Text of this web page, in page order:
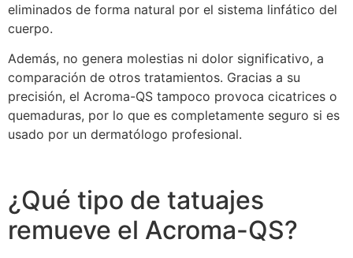
eliminados de forma natural por el sistema linfático del
cuerpo.
Además, no genera molestias ni dolor significativo, a
comparación de otros tratamientos. Gracias a su
precisión, el Acroma-QS tampoco provoca cicatrices o
quemaduras, por lo que es completamente seguro si es
usado por un dermatólogo profesional.
¿Qué tipo de tatuajes
remueve el Acroma-QS?